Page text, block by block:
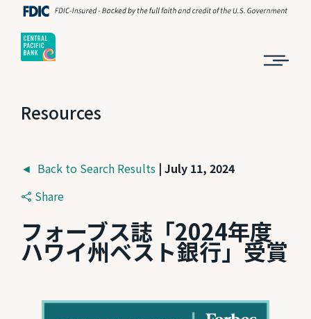
Resources
◄ Back to Search Results | July 11, 2024
Share
フォーブス誌「2024年度
ハワイ州ベスト銀行」受賞